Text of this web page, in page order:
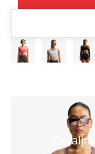
Detaljnije